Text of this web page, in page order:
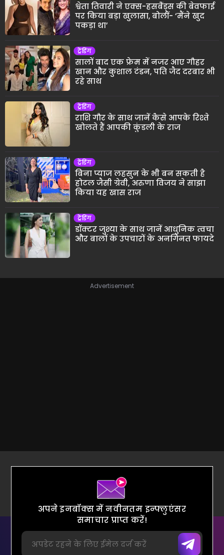
श्वेता तिवारी ने एक्स-हसबैंड्स की बेवफाई
पर किया बड़ा खुलासा, बोलीं- ‘मैंने खुद
पकड़ा था’
ट्रेंडिंग
सालों बाद एक फ्रेम में नजर आए गौहर
खान और कुशाल टंडन, पति जैद दरबार भी
रहे साथ
ट्रेंडिंग
राशि गौर के साथ जानें कैसे आपके रिश्ते
खोलते हैं आपकी कुंडली के राज
ट्रेंडिंग
बिना प्याज लहसुन के भी बन सकती है
होटल जैसी ग्रेवी, अरुणा विजय ने साझा
किया यह खास राज
ट्रेंडिंग
डॉक्टर जुश्या के साथ जानें आधुनिक त्वचा
और बालों के उपचारों के अनगिनत फायदे
Advertisement
अपने इनबॉक्स में नवीनतम इन्फ्लुएंसर
समाचार प्राप्त करें!